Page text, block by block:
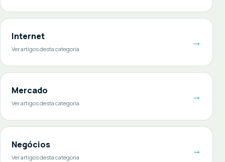
Internet
Ver artigos desta categoria
→
Mercado
Ver artigos desta categoria
→
Negócios
Ver artigos desta categoria
→